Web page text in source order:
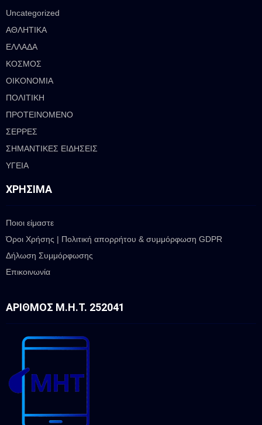
Uncategorized
ΑΘΛΗΤΙΚΑ
ΕΛΛΑΔΑ
ΚΟΣΜΟΣ
ΟΙΚΟΝΟΜΙΑ
ΠΟΛΙΤΙΚΗ
ΠΡΟΤΕΙΝΟΜΕΝΟ
ΣΕΡΡΕΣ
ΣΗΜΑΝΤΙΚΕΣ ΕΙΔΗΣΕΙΣ
ΥΓΕΙΑ
ΧΡΉΣΙΜΑ
Ποιοι είμαστε
Όροι Χρήσης | Πολιτική απορρήτου & συμμόρφωση GDPR
Δήλωση Συμμόρφωσης
Επικοινωνία
ΑΡΙΘΜΌΣ Μ.Η.Τ. 252041